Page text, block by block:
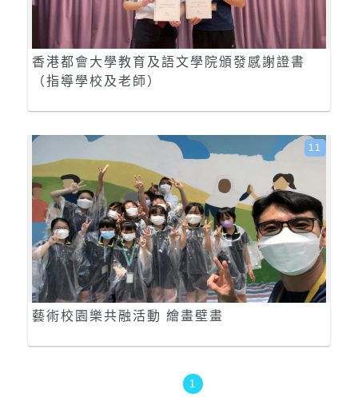
香港都會大學教育及語文學院頒發感謝證書
（指導學校及老師）
藝術校園樂共融活動 繪畫壁畫
11
1